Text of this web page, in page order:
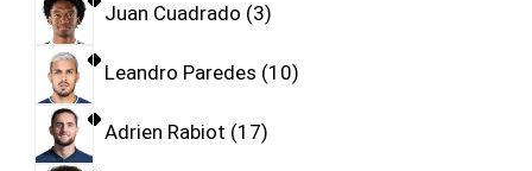
Juan Cuadrado 3
Leandro Paredes 10
Adrien Rabiot 17